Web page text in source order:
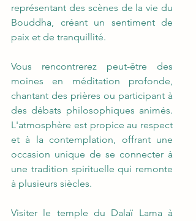
représentant des scènes de la vie du
Bouddha, créant un sentiment de
paix et de tranquillité.
Vous rencontrerez peut-être des
moines en méditation profonde,
chantant des prières ou participant à
des débats philosophiques animés.
L'atmosphère est propice au respect
et à la contemplation, offrant une
occasion unique de se connecter à
une tradition spirituelle qui remonte
à plusieurs siècles.
Visiter le temple du Dalaï Lama à